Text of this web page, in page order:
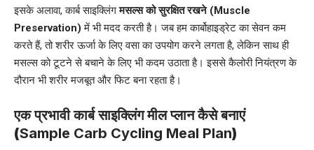
इसके अलावा, कार्ब साइक्लिंगमसल्स को सुरक्षित रखने (Muscle
Preservation) में भी मदद करती है। जब हम कार्बोहाइड्रेट का सेवन कम
करते हैं, तो शरीर ऊर्जा के लिए वसा का उपयोग करने लगता है, लेकिन साथ ही
मसल्स को टूटने से बचाने के लिए भी कदम उठाता है। इससे कैलोरी नियंत्रण के
दौरान भी शरीर मजबूत और फिट बना रहता है।
एक प्रभावी कार्ब साइक्लिंग मील प्लान कैसे बनाएं
(Sample Carb Cycling Meal Plan)